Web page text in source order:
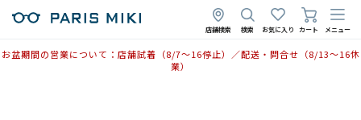
店舗検索 検索 お気に入り カート メニュー
お盆期間の営業について：店舗試着（8/7〜16停止）／配送・問合せ（8/13〜16休
業）